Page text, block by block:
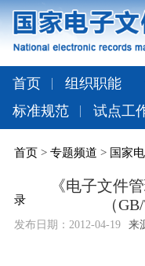
首页 组织职能
标准规范
试点工
首页> 专题频道 > 国家
录
《电子文件
（
发布日期： 2012-04-19
来